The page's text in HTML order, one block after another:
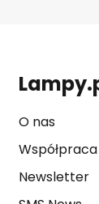
O nas
Newsletter